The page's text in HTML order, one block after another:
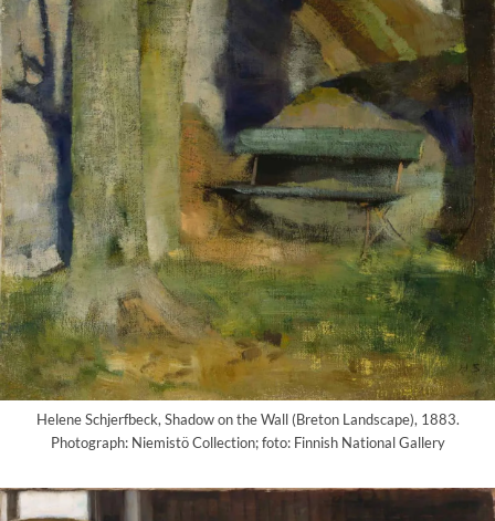
Helene Schjerfbeck, Shadow on the Wall (Breton Landscape), 1883.
Photograph: Niemistö Collection; foto: Finnish National Gallery